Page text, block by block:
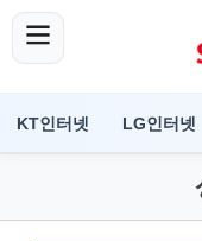
KT인터넷 LG인터넷